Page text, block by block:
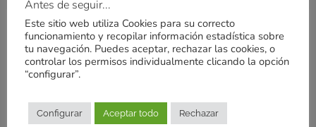
Entradas relacionadas
Antes de seguir...
Este sitio web utiliza Cookies para su correcto
funcionamiento y recopilar información estadística sobre
tu navegación. Puedes aceptar, rechazar las cookies, o
controlar los permisos individualmente clicando la opción
“configurar”.
Configurar Aceptar todo Rechazar